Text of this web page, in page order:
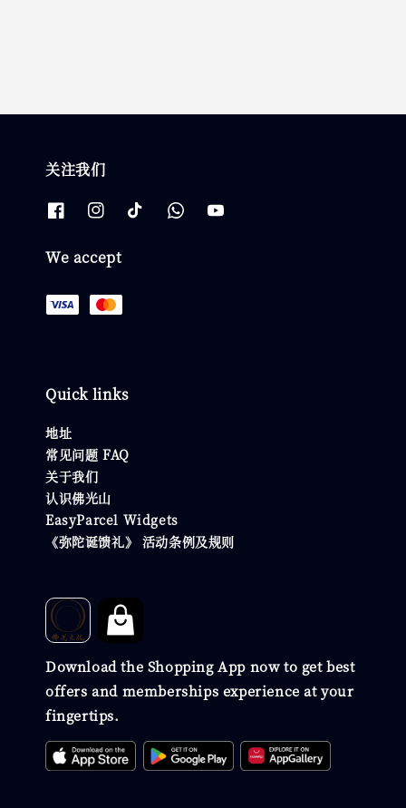
关注我们
We accept
Quick links
地址
常见问题 FAQ
关于我们
认识佛光山
EasyParcel Widgets
《弥陀诞馈礼》 活动条例及规则
Download the Shopping App now to get best
offers and memberships experience at your
fingertips.